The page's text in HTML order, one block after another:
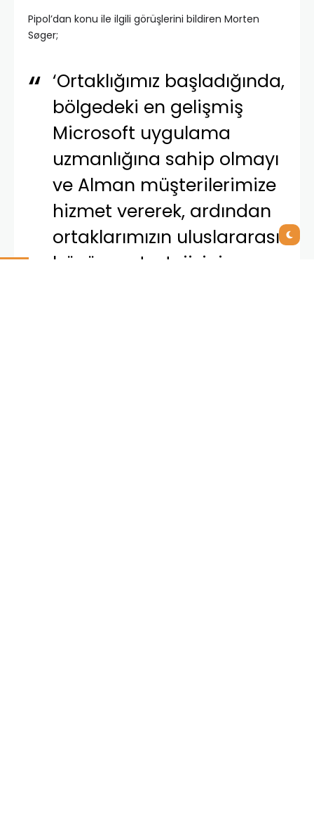
Pipol’dan konu ile ilgili görüşlerini bildiren Morten
Søger;
‘Ortaklığımız başladığında,
bölgedeki en gelişmiş
Microsoft uygulama
uzmanlığına sahip olmayı
ve Alman müşterilerimize
hizmet vererek, ardından
ortaklarımızın uluslararası
büyüme stratejisini